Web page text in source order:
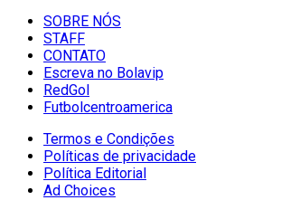
SOBRE NÓS
STAFF
CONTATO
Escreva no Bolavip
RedGol
Futbolcentroamerica
Termos e Condições
Políticas de privacidade
Política Editorial
Ad Choices